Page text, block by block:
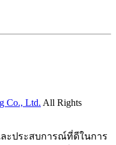
Co., Ltd. All Rights
ะประสบการณ์ที่ดีในการ